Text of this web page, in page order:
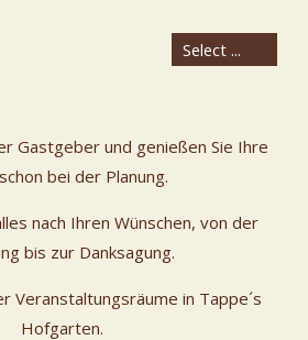
Gastgeber und genießen Sie Ihre
bei der Planung.
nach Ihren Wünschen, von der
bis zur Danksagung.
Veranstaltungsräume in Tappe´s
Hofgarten.